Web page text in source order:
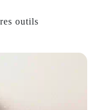
outils